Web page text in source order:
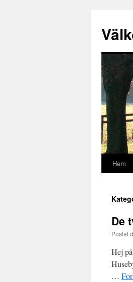
Hoppa
innehåll
Hem
De
Postat
Hej
…